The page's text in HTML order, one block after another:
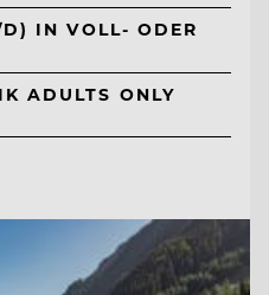
IN VOLL- ODER
ADULTS ONLY